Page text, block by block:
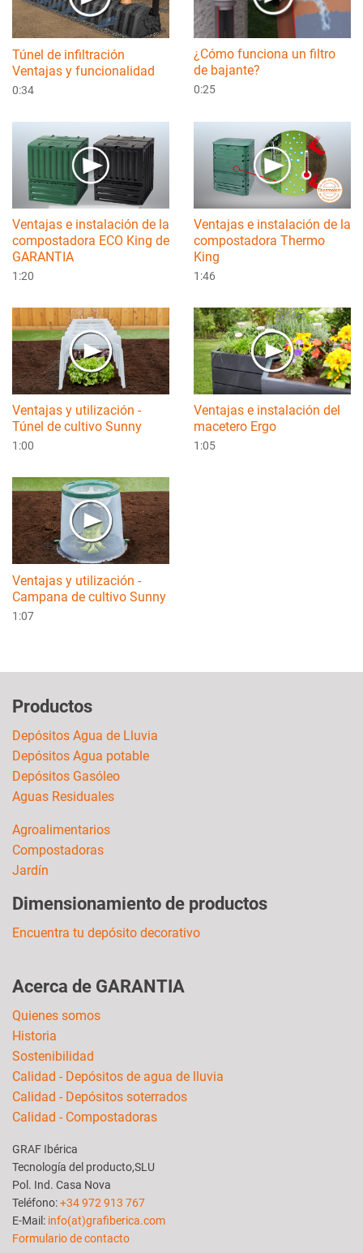
Túnel de infiltración
Ventajas y funcionalidad
0:34
¿Cómo funciona un filtro
de bajante?
0:25
Ventajas e instalación de la
compostadora ECO King de
GARANTIA
1:20
Ventajas e instalación de la
compostadora Thermo
King
1:46
Ventajas y utilización -
Túnel de cultivo Sunny
1:00
Ventajas e instalación del
macetero Ergo
1:05
Ventajas y utilización -
Campana de cultivo Sunny
1:07
Productos
Depósitos Agua de Lluvia
Depósitos Agua potable
Depósitos Gasóleo
Aguas Residuales
Agroalimentarios
Compostadoras
Jardín
Dimensionamiento de productos
Encuentra tu depósito decorativo
Acerca de GARANTIA
Quienes somos
Historia
Sostenibilidad
Calidad - Depósitos de agua de lluvia
Calidad - Depósitos soterrados
Calidad - Compostadoras
GRAF Ibérica
Tecnología del producto,SLU
Pol. Ind. Casa Nova
Teléfono:+34 972 913 767
E-Mail: info(at)grafiberica.com
Formulario de contacto